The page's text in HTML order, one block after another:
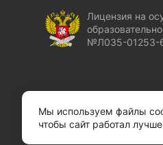
Лицензия на
№Л035-01253-
Мы используем файлы
чтобы сайт работал